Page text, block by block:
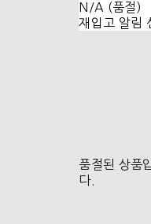
N/A (품절)
재입고 알림
품절된 상품
다.